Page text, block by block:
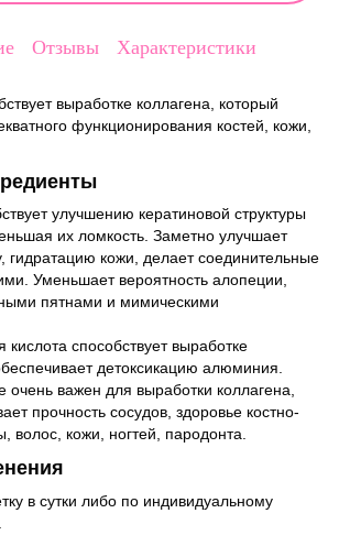
Отзывы Характеристики
выработке коллагена, который
функционирования костей, кожи,
улучшению кератиновой структуры
их ломкость. Заметно улучшает
гидратацию кожи, делает соединительные
Уменьшает вероятность алопеции,
пятнами и мимическими
способствует выработке
детоксикацию алюминия.
важен для выработки коллагена,
прочность сосудов, здоровье костно-
волос, кожи, ногтей, пародонта.
в сутки либо по индивидуальному